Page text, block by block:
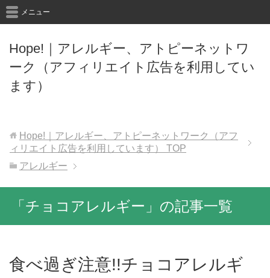
Hope!｜アレルギー、アトピーネットワ
ーク（アフィリエイト広告を利用してい
ます）
メニュー
Hope!｜アレルギー、アトピーネットワーク（アフ
ィリエイト広告を利用しています）
TOP
アレルギー
「チョコアレルギー」の記事一覧
食べ過ぎ注意!!チョコアレルギ